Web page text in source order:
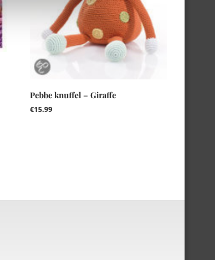
Pebbe knuffel – Giraffe
€15.99